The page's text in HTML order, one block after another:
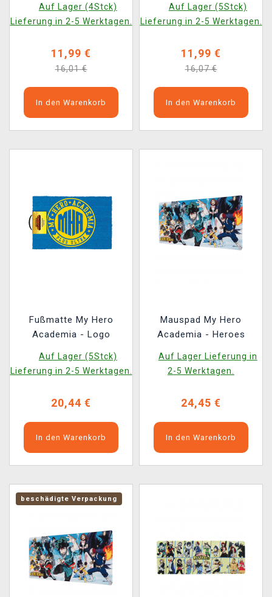
Animation 1811)
Auf Lager (4Stck)
Lieferung in 2-5 Werktagen.
11,99 €
16,01 €
In den Warenkorb
Animation 1813)
Auf Lager (5Stck)
Lieferung in 2-5 Werktagen.
11,99 €
16,07 €
In den Warenkorb
Fußmatte My Hero
Academia - Logo
Auf Lager (5Stck)
Lieferung in 2-5 Werktagen.
20,44 €
In den Warenkorb
Mauspad My Hero
Academia - Heroes
Auf Lager Lieferung in
2-5 Werktagen.
24,45 €
In den Warenkorb
beschädigte Verpackung